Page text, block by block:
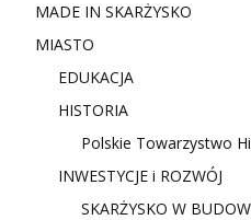
MADE IN SKARŻYSKO
MIASTO
EDUKACJA
HISTORIA
Polskie Towarzystwo
INWESTYCJE i ROZWÓJ
SKARŻYSKO W